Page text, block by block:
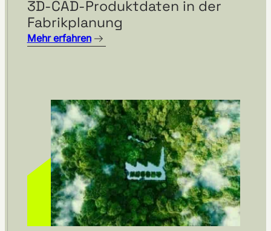
3D-CAD-Produktdaten in der
Fabrikplanung
Mehr erfahren